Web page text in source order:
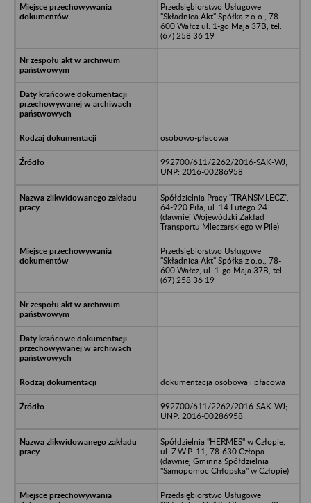
Przedsiębiorstwo Usługowe
"Składnica Akt" Spółka z o.o., 78-
600 Wałcz ul. 1-go Maja 37B, tel.
(67) 258 36 19
osobowo-płacowa
992700/611/2262/2016-SAK-WJ;
UNP: 2016-00286958
Spółdzielnia Pracy "TRANSMLECZ",
64-920 Piła, ul. 14 Lutego 24
(dawniej Wojewódzki Zakład
Transportu Mleczarskiego w Pile)
Przedsiębiorstwo Usługowe
"Składnica Akt" Spółka z o.o., 78-
600 Wałcz, ul. 1-go Maja 37B, tel.
(67) 258 36 19
dokumentacja osobowa i płacowa
992700/611/2262/2016-SAK-WJ;
UNP: 2016-00286958
Spółdzielnia "HERMES" w Człopie,
ul. Z.W.P. 11, 78-630 Człopa
(dawniej Gminna Spółdzielnia
"Samopomoc Chłopska" w Człopie)
Przedsiębiorstwo Usługowe